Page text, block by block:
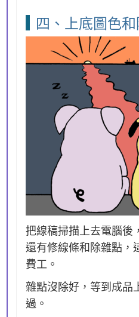
四、上底圖色
把線稿掃描上去電腦後
還有修線條和除雜點，
費工。
雜點沒除好，等到成品
過。